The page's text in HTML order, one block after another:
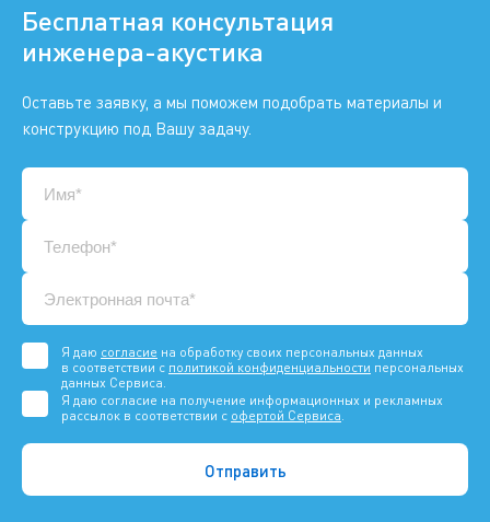
Бесплатная консультация
инженера-акустика
Оставьте заявку, а мы поможем подобрать материалы и
конструкцию под Вашу задачу.
Я даю согласие на обработку своих персональных данных
в соответствии с политикой конфиденциальности персональных
данных Сервиса.
Я даю согласие на получение информационных и рекламных
рассылок в соответствии с офертой Сервиса.